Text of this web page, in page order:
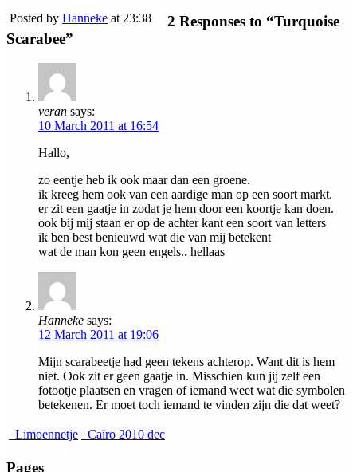
Posted by Hanneke at 23:38
2 Responses to “Turquoise
Scarabee”
veran says:
10 March 2011 at 16:54
Hallo,
zo eentje heb ik ook maar dan een groene.
ik kreeg hem ook van een aardige man op een soort markt.
er zit een gaatje in zodat je hem door een koortje kan doen.
ook bij mij staan er op de achter kant een soort van letters
ik ben best benieuwd wat die van mij betekent
wat de man kon geen engels.. hellaas
Hanneke says:
12 March 2011 at 19:06
Mijn scarabeetje had geen tekens achterop. Want dit is hem
niet. Ook zit er geen gaatje in. Misschien kun jij zelf een
fotootje plaatsen en vragen of iemand weet wat die symbolen
betekenen. Er moet toch iemand te vinden zijn die dat weet?
Limoennetje Caïro 2010 dec
Pages